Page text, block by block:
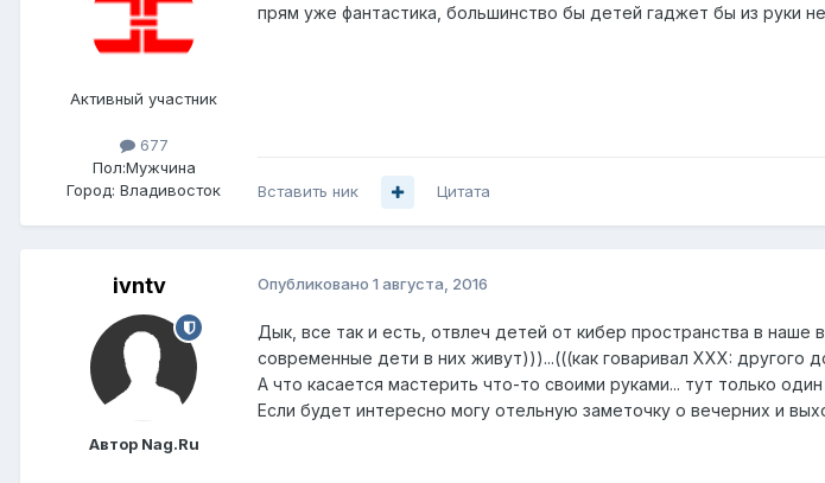
Активный участник
677
Пол:Мужчина
Город: Владивосток
прям уже фантастика, большинство бы детей гаджет бы из руки
Вставить ник Цитата
ivntv
Автор Nag.Ru
Опубликовано 1 августа, 2016
Дык, все так и есть, отвлеч детей от кибер пространства в
современные дети в них живут)))...(((как говаривал XXX: другого
А что касается мастерить что-то своими руками... тут только
Если будет интересно могу отельную заметочку о вечерних и